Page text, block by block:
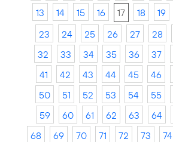
13
14 15 16 17 18 19
23
24 25 26 27 28
32
33 34 35 36 37
41
42 43 44 45 46
50
51 52 53 54 55
59
60 61 62 63 64
68
69 70 71 72 73 74